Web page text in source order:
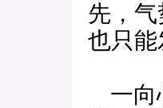
先，
也只
一向